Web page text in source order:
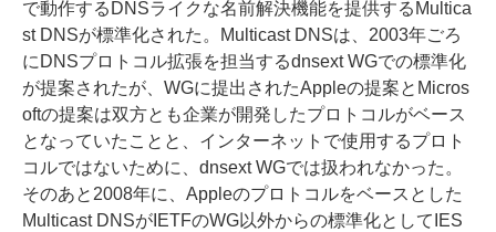
で動作するDNSライクな名前解決機能を提供するMultica
st DNSが標準化された。Multicast DNSは、2003年ごろ
にDNSプロトコル拡張を担当するdnsext WGでの標準化
が提案されたが、WGに提出されたAppleの提案とMicros
oftの提案は双方とも企業が開発したプロトコルがベース
となっていたことと、インターネットで使用するプロト
コルではないために、dnsext WGでは扱われなかった。
そのあと2008年に、Appleのプロトコルをベースとした
Multicast DNSがIETFのWG以外からの標準化としてIES